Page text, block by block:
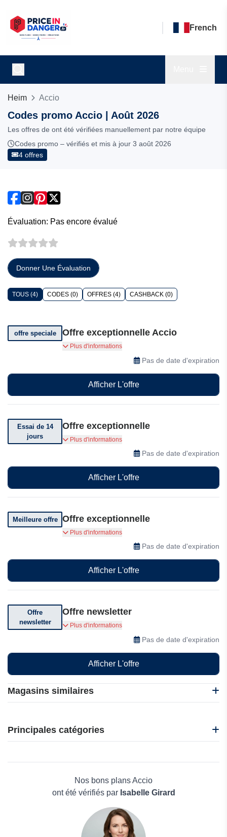
French
Heim Accio
Codes promo Accio | Août 2026
Les offres de ont été vérifiées manuellement par notre équipe
Codes promo – vérifiés et mis à jour 3 août 2026
4 offres
Magasins similaires
Edrawsoft
InVideo
Refsee
Principales catégories
Nos bons plans Accio
ont été vérifiés par Isabelle Girard
Évaluation: Pas encore évalué
Donner Une Évaluation
TOUS (4) CODES (0) OFFRES (4) CASHBACK (0)
offre speciale Offre exceptionnelle Accio
Profitez d'offres exceptionnelles
Plus d'informations
Pas de date d'expiration
Afficher L'offre
Essai de 14
jours
Offre exceptionnelle
Essayez gratuitement Accio pendant 7 jours
Plus d'informations
Pas de date d'expiration
Afficher L'offre
Meilleure offre Offre exceptionnelle
Regroupez toutes vos tâches en une seule
Plus d'informations
Pas de date d'expiration
Afficher L'offre
Offre
newsletter
Offre newsletter
Abonnez-vous pour bénéficier de réductions
Plus d'informations
Pas de date d'expiration
Afficher L'offre